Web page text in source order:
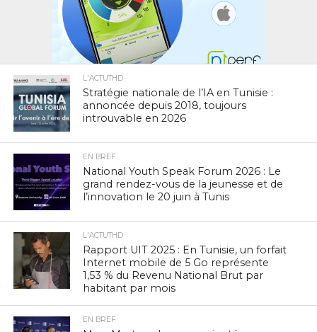
L'ACTUTHD
Stratégie nationale de l’IA en Tunisie :
annoncée depuis 2018, toujours
introuvable en 2026
EN BREF
National Youth Speak Forum 2026 : Le
grand rendez-vous de la jeunesse et de
l’innovation le 20 juin à Tunis
L'ACTUTHD
Rapport UIT 2025 : En Tunisie, un forfait
Internet mobile de 5 Go représente
1,53 % du Revenu National Brut par
habitant par mois
EN BREF